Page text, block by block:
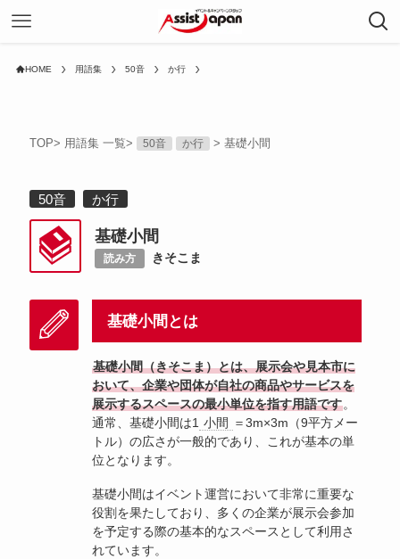
HOME 用語集 50音 か行
TOP> 用語集 一覧> 50音 か行 > 基礎小間
50音 か行
基礎小間
読み方 きそこま
基礎小間とは
基礎小間（きそこま）とは、展示会や見本市に
おいて、企業や団体が自社の商品やサービスを
展示するスペースの最小単位を指す用語です。
通常、基礎小間は1 小間
＝3m×3m（9平方メー
トル）の広さが一般的であり、これが基本の単
位となります。
基礎小間はイベント運営において非常に重要な
役割を果たしており、多くの企業が展示会参加
を予定する際の基本的なスペースとして利用さ
れています。